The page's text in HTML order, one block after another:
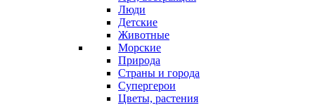
Люди
Детские
Животные
Морские
Природа
Страны и города
Супергерои
Цветы, растения